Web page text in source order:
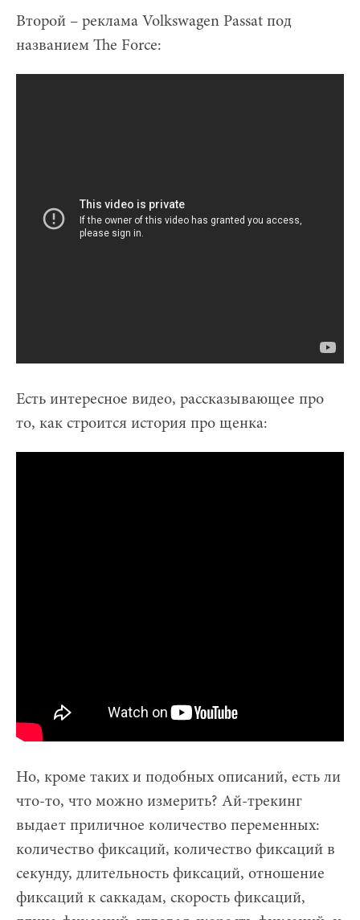
Второй – реклама Volkswagen Passat под
названием The Force:
Есть интересное видео, рассказывающее про
то, как строится история про щенка:
Но, кроме таких и подобных описаний, есть ли
что-то, что можно измерить? Ай-трекинг
выдает приличное количество переменных:
количество фиксаций, количество фиксаций в
секунду, длительность фиксаций, отношение
фиксаций к саккадам, скорость фиксаций,